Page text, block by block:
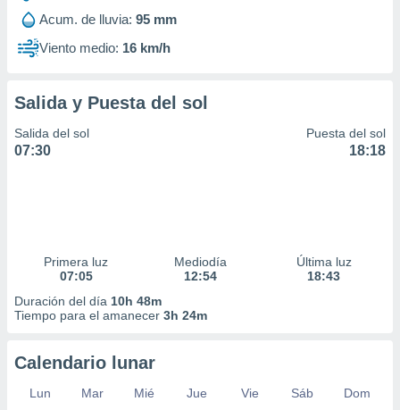
1199
Acum. de lluvia: 95 mm
Viento medio: 16 km/h
Salida y Puesta del sol
Salida del sol
07:30
Puesta del sol
18:18
Primera luz
07:05
Mediodía
12:54
Última luz
18:43
Duración del día 10h 48m
Tiempo para el amanecer 3h 24m
Calendario lunar
Lun Mar Mié Jue Vie Sáb
Dom